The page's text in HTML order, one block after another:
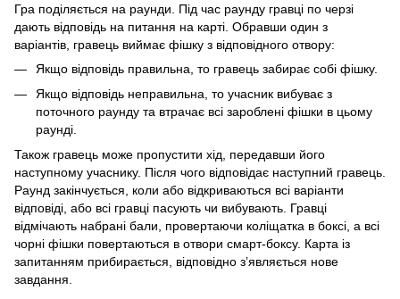
Гра поділяється на раунди. Під час раунду гравці по черзі
дають відповідь на питання на карті. Обравши один з
варіантів, гравець виймає фішку з відповідного отвору:
Якщо відповідь правильна, то гравець забирає собі фішку.
Якщо відповідь неправильна, то учасник вибуває з
поточного раунду та втрачає всі зароблені фішки в цьому
раунді.
Також гравець може пропустити хід, передавши його
наступному учаснику. Після чого відповідає наступний гравець.
Раунд закінчується, коли або відкриваються всі варіанти
відповіді, або всі гравці пасують чи вибувають. Гравці
відмічають набрані бали, провертаючи коліщатка в боксі, а всі
чорні фішки повертаються в отвори смарт-боксу. Карта із
запитанням прибирається, відповідно з’являється нове
завдання.